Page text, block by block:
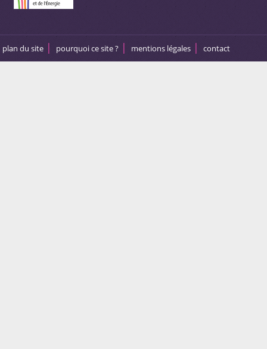
plan du site pourquoi ce site ? mentions légales contact